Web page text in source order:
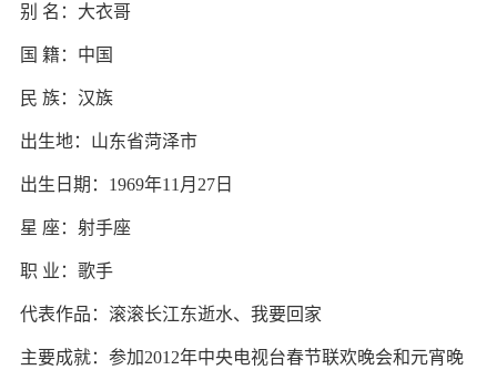
别 名：大衣哥
国 籍：中国
民 族：汉族
出生地：山东省菏泽市
出生日期：1969年11月27日
星 座：射手座
职 业：歌手
代表作品：滚滚长江东逝水、我要回家
主要成就：参加2012年中央电视台春节联欢晚会和元宵晚